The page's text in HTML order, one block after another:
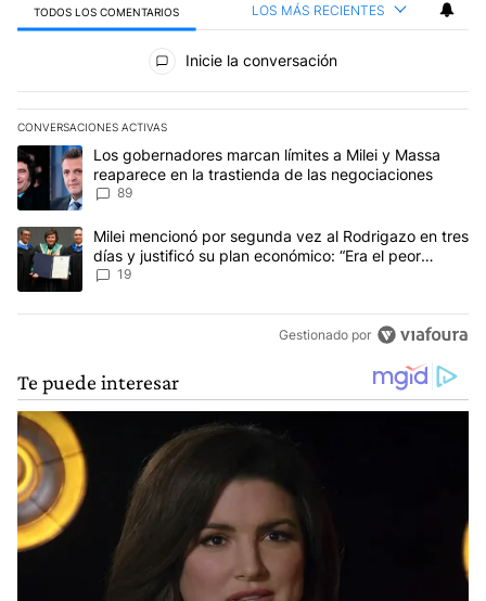
TODOS LOS COMENTARIOS LOS MÁS RECIENTES
Todos los comentarios
Inicie la conversación
CONVERSACIONES ACTIVAS
Este listado muestra los artículos con más comentarios en los
Un artículo de tendencia con el título "Los gobernadores
Los gobernadores marcan límites a Milei y Massa
reaparece en la trastienda de las negociaciones
89
Un artículo de tendencia con el título "Milei mencionó por
Milei mencionó por segunda vez al Rodrigazo en tres
días y justificó su plan económico: “Era el peor
escenario posible”
19
Gestionado por